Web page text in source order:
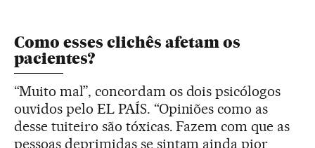
Como esses clichês afetam os
pacientes?
“Muito mal”, concordam os dois psicólogos
ouvidos pelo EL PAÍS. “Opiniões como as
desse tuiteiro são tóxicas. Fazem com que as
pessoas deprimidas se sintam ainda pior